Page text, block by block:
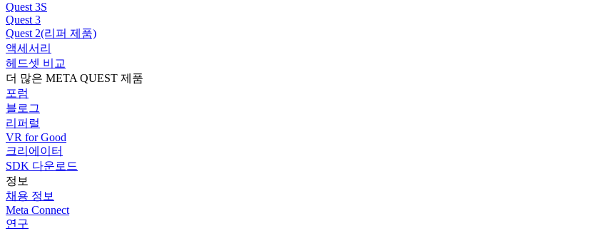
Quest 3S
Quest 3
Quest 2(리퍼 제품)
액세서리
헤드셋 비교
더 많은 META QUEST 제품
포럼
블로그
리퍼럴
VR for Good
크리에이터
SDK 다운로드
정보
채용 정보
Meta Connect
연구